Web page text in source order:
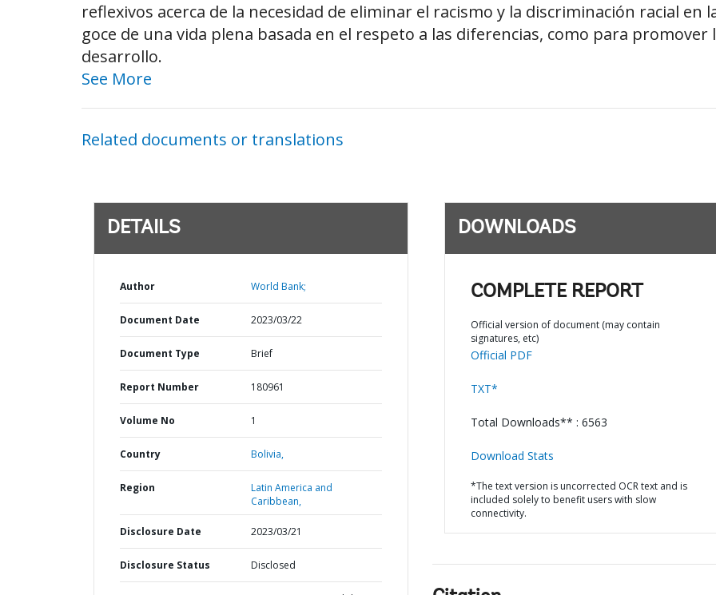
reflexivos acerca de la necesidad de eliminar el racismo y la discriminación racial en
goce de una vida plena basada en el respeto a las diferencias, como para
desarrollo.
See More
Related documents or translations
DETAILS
Author World Bank;
Document Date 2023/03/22
Document Type Brief
Report Number 180961
Volume No 1
Country Bolivia,
Region
Latin America and
Caribbean,
Disclosure Date 2023/03/21
Disclosure Status Disclosed
DOWNLOADS
COMPLETE REPORT
Official version of document (may contain
signatures, etc)
Official PDF
TXT*
Total Downloads** : 6563
Download Stats
*The text version is uncorrected OCR text and is
included solely to benefit users with slow
connectivity.